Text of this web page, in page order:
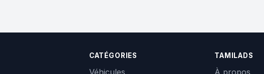
CATÉGORIES TAMILADS